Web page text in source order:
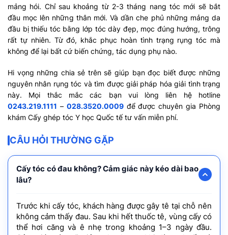
mảng hói. Chỉ sau khoảng từ 2-3 tháng nang tóc mới sẽ bắt
đầu mọc lên những thân mới. Và dần che phủ những mảng da
đầu bị thiếu tóc bằng lớp tóc dày đẹp, mọc đúng hướng, trông
rất tự nhiên. Từ đó, khắc phục hoàn tình trạng rụng tóc mà
không để lại bất cứ biến chứng, tác dụng phụ nào.
Hi vọng những chia sẻ trên sẽ giúp bạn đọc biết được những
nguyên nhân rụng tóc và tìm được giải pháp hóa giải tình trạng
này. Mọi thắc mắc các bạn vui lòng liên hệ hotline
0243.219.1111 – 028.3520.0009để được chuyên gia Phòng
khám Cấy ghép tóc Y học Quốc tế tư vấn miễn phí.
CÂU HỎI THƯỜNG GẶP
Cấy tóc có đau không? Cảm giác này kéo dài bao
lâu?
Trước khi cấy tóc, khách hàng được gây tê tại chỗ nên
không cảm thấy đau. Sau khi hết thuốc tê, vùng cấy có
thể hơi căng và ê nhẹ trong khoảng 1–3 ngày đầu.